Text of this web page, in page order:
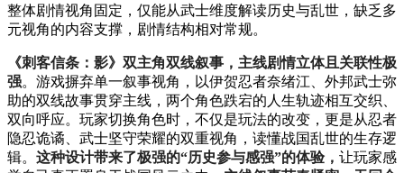
整体剧情视角固定，仅能从武士维度解读历史与乱世，缺乏多
元视角的内容支撑，剧情结构相对常规。
《刺客信条：影》双主角双线叙事，主线剧情立体且关联性极
强。游戏摒弃单一叙事视角，以伊贺忍者奈绪江、外邦武士弥
助的双线故事贯穿主线，两个角色跌宕的人生轨迹相互交织、
双向呼应。玩家切换角色时，不仅是玩法的改变，更是从忍者
隐忍诡谲、武士坚守荣耀的双重视角，读懂战国乱世的生存逻
辑。 这种设计带来了极强的“历史参与感强”的体验， 让玩家感